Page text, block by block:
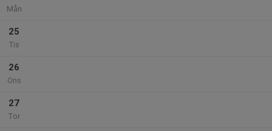
Mån
25
Tis
26
Ons
27
Tor